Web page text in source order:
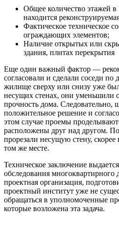
Общее количество этажей
находится
Фактическое техническое
ограждающих элементов;
Наличие открытых или
здания, плитах перекрытия
Еще один важный фактор —
согласовали и сделали соседи
жилище сверху или снизу уже
несущих стенах, они уменьшили
прочность дома. Следовательно,
положительное решение и
этом случае проемы
расположены друг над другом.
прорезали несущую стену, скорее
том же месте.
Техническое заключение
обследования многоквартирного
проектная организация,
проектный институт уже не
обращаться в уполномоченные
которые возложена эта задача.